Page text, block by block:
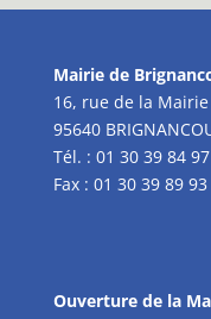
Mairie de
16, rue de la Mairie
95640
Tél. : 01 30 39 84 97
Fax : 01 30 39 89 93
Ouverture de la